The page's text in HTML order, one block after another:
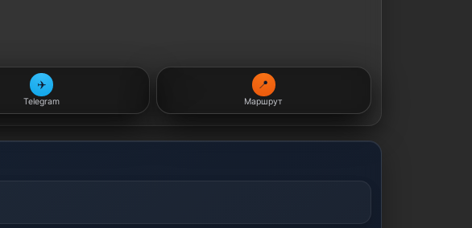
✈️
Telegram
📍
Маршрут